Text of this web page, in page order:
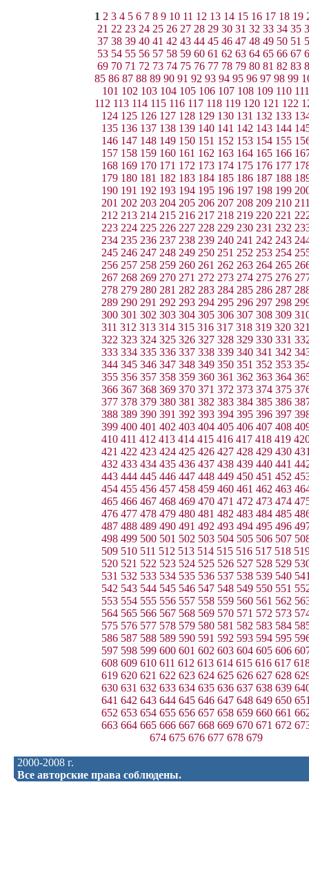
1 2 3 4 5 6 7 8 9 10 11 12 13 14 15 16 17 18 19
21 22 23 24 25 26 27 28 29 30 31 32 33 34 35
37 38 39 40 41 42 43 44 45 46 47 48 49 50 51
53 54 55 56 57 58 59 60 61 62 63 64 65 66 67
69 70 71 72 73 74 75 76 77 78 79 80 81 82 83
85 86 87 88 89 90 91 92 93 94 95 96 97 98 99
101 102 103 104 105 106 107 108 109 110 111
112 113 114 115 116 117 118 119 120 121 122
124 125 126 127 128 129 130 131 132 133
135 136 137 138 139 140 141 142 143 144
146 147 148 149 150 151 152 153 154 155
157 158 159 160 161 162 163 164 165 166
168 169 170 171 172 173 174 175 176 177
179 180 181 182 183 184 185 186 187 188
190 191 192 193 194 195 196 197 198 199
201 202 203 204 205 206 207 208 209 210
212 213 214 215 216 217 218 219 220 221
223 224 225 226 227 228 229 230 231 232
234 235 236 237 238 239 240 241 242 243
245 246 247 248 249 250 251 252 253 254
256 257 258 259 260 261 262 263 264 265
267 268 269 270 271 272 273 274 275 276
278 279 280 281 282 283 284 285 286 287
289 290 291 292 293 294 295 296 297 298
300 301 302 303 304 305 306 307 308 309
311 312 313 314 315 316 317 318 319 320
322 323 324 325 326 327 328 329 330 331
333 334 335 336 337 338 339 340 341 342
344 345 346 347 348 349 350 351 352 353
355 356 357 358 359 360 361 362 363 364
366 367 368 369 370 371 372 373 374 375
377 378 379 380 381 382 383 384 385 386
388 389 390 391 392 393 394 395 396 397
399 400 401 402 403 404 405 406 407 408
410 411 412 413 414 415 416 417 418 419
421 422 423 424 425 426 427 428 429 430
432 433 434 435 436 437 438 439 440 441
443 444 445 446 447 448 449 450 451 452
454 455 456 457 458 459 460 461 462 463
465 466 467 468 469 470 471 472 473 474
476 477 478 479 480 481 482 483 484 485
487 488 489 490 491 492 493 494 495 496
498 499 500 501 502 503 504 505 506 507
509 510 511 512 513 514 515 516 517 518
520 521 522 523 524 525 526 527 528 529
531 532 533 534 535 536 537 538 539 540
542 543 544 545 546 547 548 549 550 551
553 554 555 556 557 558 559 560 561 562
564 565 566 567 568 569 570 571 572 573
575 576 577 578 579 580 581 582 583 584
586 587 588 589 590 591 592 593 594 595
597 598 599 600 601 602 603 604 605 606
608 609 610 611 612 613 614 615 616 617
619 620 621 622 623 624 625 626 627 628
630 631 632 633 634 635 636 637 638 639
641 642 643 644 645 646 647 648 649 650
652 653 654 655 656 657 658 659 660 661
663 664 665 666 667 668 669 670 671 672
674 675 676 677 678 679
2000-2008 г.
Все авторские права соблюдены.